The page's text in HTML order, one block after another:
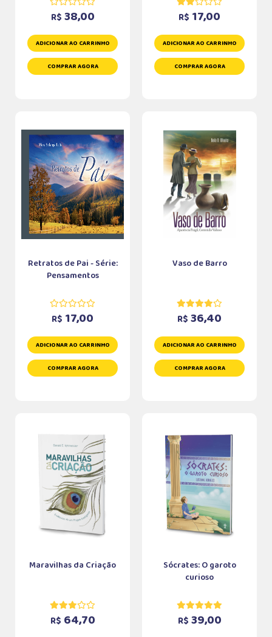
R$ 38,00
ADICIONAR AO CARRINHO
COMPRAR AGORA
R$ 17,00
ADICIONAR AO CARRINHO
COMPRAR AGORA
Retratos de Pai - Série:
Pensamentos
R$ 17,00
ADICIONAR AO CARRINHO
COMPRAR AGORA
Vaso de Barro
R$ 36,40
ADICIONAR AO CARRINHO
COMPRAR AGORA
Maravilhas da Criação
R$ 64,70
Sócrates: O garoto
curioso
R$ 39,00